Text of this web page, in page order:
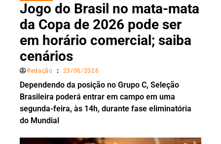
Jogo do Brasil no mata-mata
da Copa de 2026 pode ser
em horário comercial; saiba
cenários
Redação 23/06/2026
Dependendo da posição no Grupo C, Seleção
Brasileira poderá entrar em campo em uma
segunda-feira, às 14h, durante fase eliminatória
do Mundial